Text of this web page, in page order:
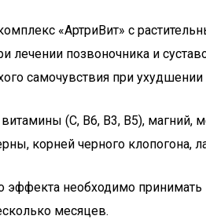
«АртриВит» с
лечении позвоночника и
самочувствия при ухудшении
витамины (C, B6, B3, B5),
корней черного клопогона,
эффекта необходимо
месяцев.